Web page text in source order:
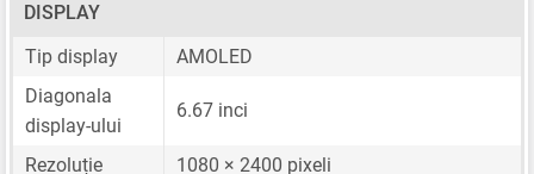
DISPLAY
Tip display
AMOLED
Diagonala
display-ului
6.67 inci
Rezoluție
1080 × 2400 pixeli